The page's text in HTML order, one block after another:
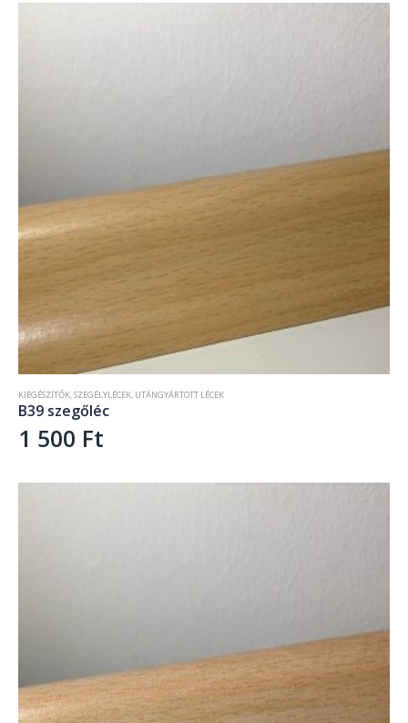
KIEGÉSZÍTŐK,SZEGÉLYLÉCEK, UTÁNGYÁRTOTT LÉCEK
B39 szegőléc
1 500 Ft